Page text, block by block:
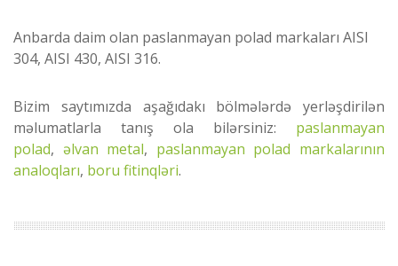
Anbarda daim olan paslanmayan polad markaları AISI
304, AISI 430, AISI 316.
Bizim saytımızda aşağıdakı bölmələrdə yerləşdirilən
məlumatlarla tanış ola bilərsiniz: paslanmayan
polad, əlvan metal, paslanmayan polad markalarının
analoqları, boru fitinqləri.